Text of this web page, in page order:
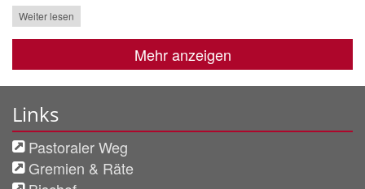
Weiter lesen
Mehr anzeigen
Links
Pastoraler Weg
Gremien & Räte